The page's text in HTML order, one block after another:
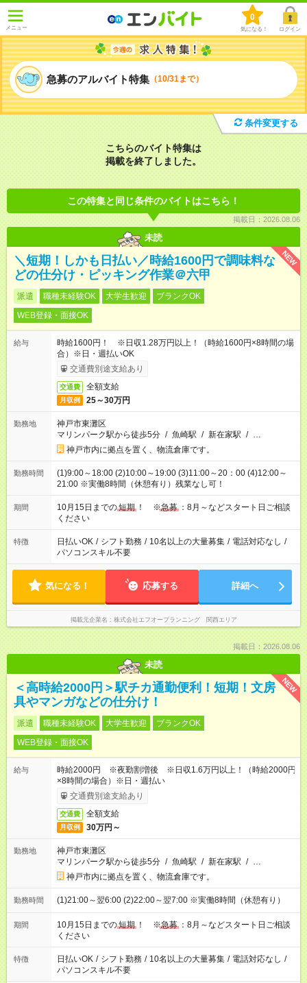
メニュー
0
気になる！ ログイン
急募のアルバイト特集 （10/31まで）
条件変更する
こちらのバイト特集は
掲載を終了しました。
この特集と同じ条件のバイトはこちら！
掲載日：2026.08.06
未読
NEW
＼短期！しかも日払い／時給1600円で調味料な
どの仕分け・ピッキング作業＠六甲
派遣 職種未経験OK 大学生歓迎
ブランクOK
WEB登録・面接OK
給与
時給1600円！ ※日収1.28万円以上！（時給1600円×8時間の場
合）※日・週払いOK
交通費別途支給あり
交通費 全額支給
月収例 25～30万円
勤務地
神戸市東灘区
マリンパーク駅から徒歩5分 / 魚崎駅 / 新在家駅 / …
神戸市内に拠点を置く、物流倉庫です。
勤務時間
(1)9:00～18:00 (2)10:00～19:00 (3)11:00～20：00 (4)12:00～
21:00 ※実働8時間（休憩有り）残業なし可！
期間 10月15日までの短期 ！ ※急募 ：8月～などスタート日ご相談
ください
特徴 日払いOK / シフト勤務 / 10名以上の大量募集 / 電話対応なし /
パソコンスキル不要
気になる！ 応募する 詳細へ
掲載元企業名 株式会社エフオープランニング 関西エリア
掲載日：2026.08.06
未読
NEW
＜高時給2000円＞駅チカ通勤便利！短期！文房
具やマンガなどの仕分け！
派遣 職種未経験OK 大学生歓迎
ブランクOK
WEB登録・面接OK
給与
時給2000円 ※夜勤割増後 ※日収1.6万円以上！（時給2000円
×8時間の場合）※日・週払い
交通費別途支給あり
交通費 全額支給
月収例 30万円～
勤務地
神戸市東灘区
マリンパーク駅から徒歩5分 / 魚崎駅 / 新在家駅 / …
神戸市内に拠点を置く、物流倉庫です。
勤務時間 (1)21:00～翌6:00 (2)22:00～翌7:00 ※実働8時間（休憩有り）
期間 10月15日までの短期 ！ ※急募 ：8月～などスタート日ご相談
ください
特徴 日払いOK / シフト勤務 / 10名以上の大量募集 / 電話対応なし /
パソコンスキル不要